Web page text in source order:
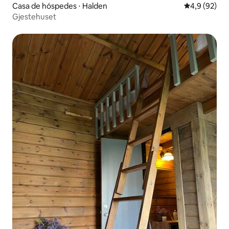
Casa de hóspedes ⋅ Halden 4,9 de uma
4,9 (92)
Gjestehuset